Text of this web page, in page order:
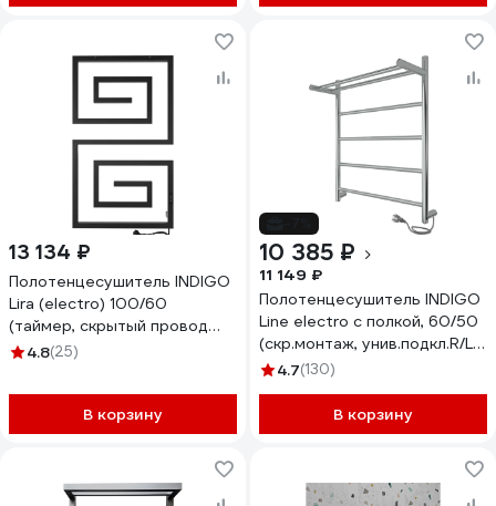
13 134 ₽
Полотенцесушитель INDIGO
Lira (electro) 100/60
(таймер, скрытый провод
справа, Черный муар)
4.8(25)
В корзину
10 385 ₽
11 149 ₽
Полотенцесушитель INDIGO
Line electro с полкой, 60/50
(скр.монтаж, унив.подкл.R/L,
полиров.) LСLE60-50PR
4.7(130)
В корзину